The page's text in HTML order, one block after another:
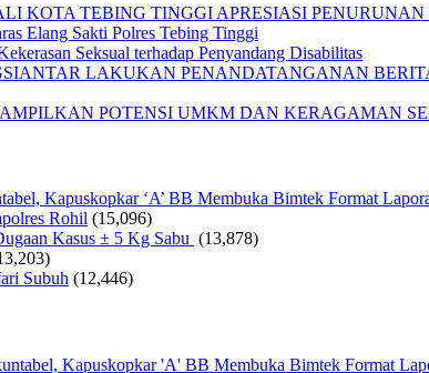
KOTA TEBING TINGGI APRESIASI PENURUNAN
Elang Sakti Polres Tebing Tinggi
Seksual terhadap Penyandang Disabilitas
LAKUKAN PENANDATANGANAN
POTENSI UMKM DAN KERAGAMAN
Kapuskopkar ‘A’ BB Membuka Bimtek Format
Rohil (15,096)
Kasus ± 5 Kg Sabu (13,878)
Subuh (12,446)